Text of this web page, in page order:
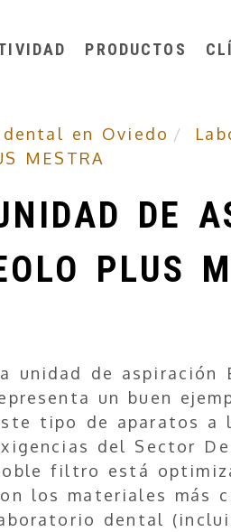
PRODUCTOS
en Oviedo
MESTRA
DE
PLUS
unidad de aspiración
un buen
tipo de aparatos a
del Sector
filtro está
los materiales más
dental